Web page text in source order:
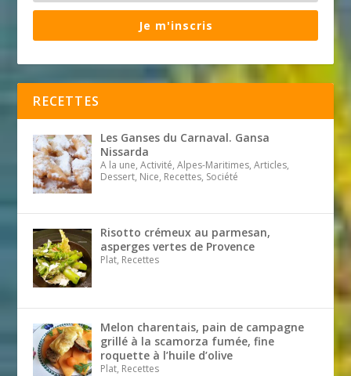
Je m'inscris
RECETTES
Les Ganses du Carnaval. Gansa
Nissarda
A la une, Activité, Alpes-Maritimes, Articles,
Dessert, Nice, Recettes, Société
Risotto crémeux au parmesan,
asperges vertes de Provence
Plat, Recettes
Melon charentais, pain de campagne
grillé à la scamorza fumée, fine
roquette à l’huile d’olive
Plat, Recettes